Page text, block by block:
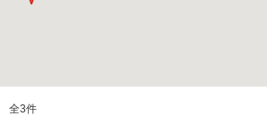
全3件